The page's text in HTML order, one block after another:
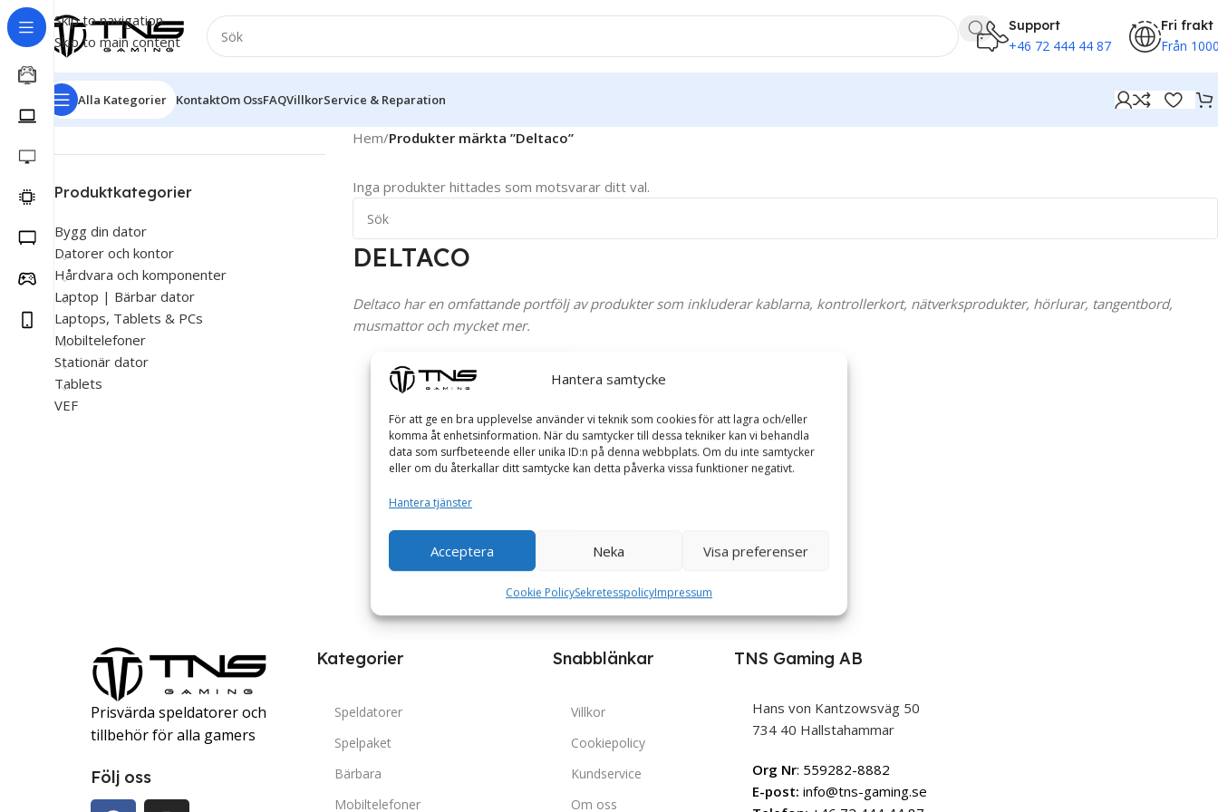
Hantera samtycke
För att ge en bra upplevelse använder vi teknik som cookies för att lagra och/eller
komma åt enhetsinformation. När du samtycker till dessa tekniker kan vi behandla
data som surfbeteende eller unika ID:n på denna webbplats. Om du inte samtycker
eller om du återkallar ditt samtycke kan detta påverka vissa funktioner negativt.
Hantera tjänster
Acceptera Neka Visa preferenser
Cookie PolicySekretesspolicyImpressum
Skip to navigation
Skip to main content
Support
+46 72 444 44 87
Fri frakt
Från
Alla Kategorier KontaktOm OssFAQVillkorService & Reparation
Produktkategorier
Bygg din dator
Datorer och kontor
Hårdvara och komponenter
Laptop | Bärbar dator
Laptops, Tablets & PCs
Mobiltelefoner
Stationär dator
Tablets
VEF
Hem/Produkter märkta ”Deltaco”
Inga produkter hittades som motsvarar ditt val.
DELTACO
Deltaco har en omfattande portfölj av produkter som inkluderar kablarna, kontrollerkort, nätverksprodukter, hörlurar, tangentbord,
musmattor och mycket mer.
Prisvärda speldatorer och
tillbehör för alla gamers
Följ oss
Kategorier
Speldatorer
Spelpaket
Bärbara
Mobiltelefoner
Snabblänkar
Villkor
Cookiepolicy
Kundservice
Om oss
TNS Gaming AB
Hans von Kantzowsväg 50
734 40 Hallstahammar
Org Nr: 559282-8882
E-post: info@tns-gaming.se